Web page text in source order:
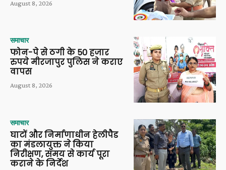
August 8, 2026
समाचार
फोन-पे से ठगी के 50 हजार
रुपये मीरजापुर पुलिस ने कराए
वापस
August 8, 2026
समाचार
घाटों और निर्माणाधीन हेलीपैड
का मंडलायुक्त ने किया
निरीक्षण, समय से कार्य पूरा
कराने के निर्देश